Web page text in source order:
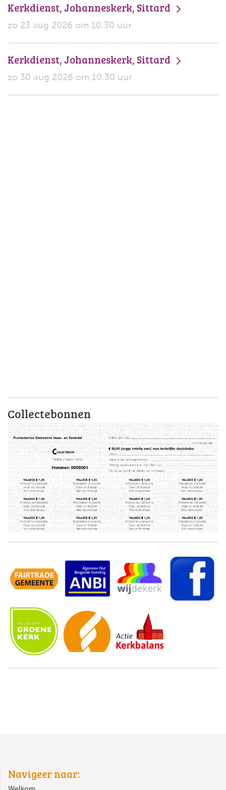
Kerkdienst, Johanneskerk, Sittard
zo 23 aug 2026 om 10.30 uur
Kerkdienst, Johanneskerk, Sittard
zo 30 aug 2026 om 10.30 uur
Collectebonnen
Navigeer naar: